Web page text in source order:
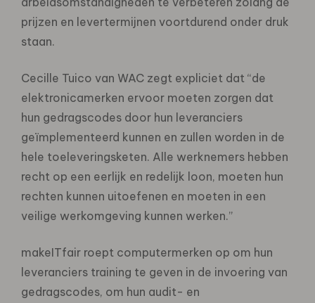
prijzen en levertermijnen voortdurend onder druk
staan.
Cecille Tuico van WAC zegt expliciet dat “de
elektronicamerken ervoor moeten zorgen dat
hun gedragscodes door hun leveranciers
geïmplementeerd kunnen en zullen worden in de
hele toeleveringsketen. Alle werknemers hebben
recht op een eerlijk en redelijk loon, moeten hun
rechten kunnen uitoefenen en moeten in een
veilige werkomgeving kunnen werken.”
makeITfair roept computermerken op om hun
leveranciers training te geven in de invoering van
gedragscodes, om hun audit- en